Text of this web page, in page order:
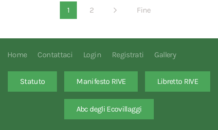
1 2 Fine
Home Contattaci Login Registrati Gallery
Statuto Manifesto RIVE Libretto RIVE
Abc degli Ecovillaggi